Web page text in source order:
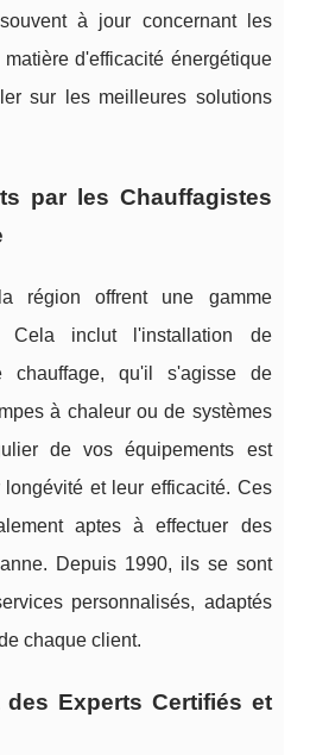
à jour concernant les
d'efficacité énergétique
sur les meilleures solutions
par les Chauffagistes
région offrent une gamme
Cela inclut l'installation de
chauffage, qu'il s'agisse de
à chaleur ou de systèmes
de vos équipements est
et leur efficacité. Ces
aptes à effectuer des
Depuis 1990, ils se sont
personnalisés, adaptés
chaque client.
des Experts Certifiés et